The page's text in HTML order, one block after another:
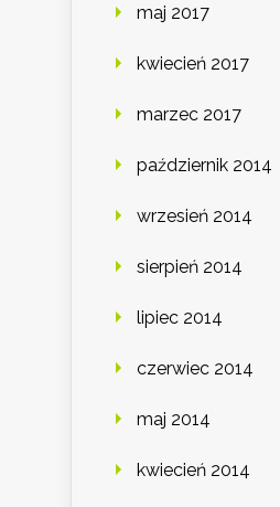
maj 2017
kwiecień 2017
marzec 2017
październik 2014
wrzesień 2014
sierpień 2014
lipiec 2014
czerwiec 2014
maj 2014
kwiecień 2014